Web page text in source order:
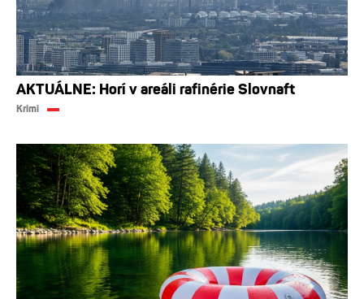
AKTUÁLNE: Horí v areáli rafinérie Slovnaft
Krimi